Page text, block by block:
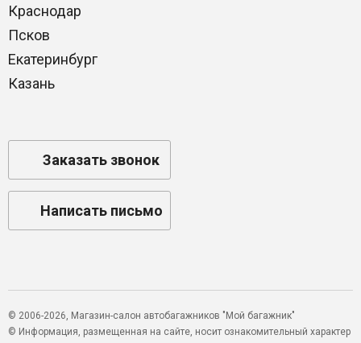
Краснодар
Псков
Екатеринбург
Казань
Заказать звонок
Написать письмо
© 2006-2026, Магазин-салон автобагажников "Мой багажник"
© Информация, размещенная на сайте, носит ознакомительный характер